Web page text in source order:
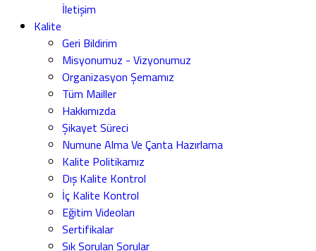
İletişim
Kalite
Geri Bildirim
Misyonumuz - Vizyonumuz
Organizasyon Şemamız
Tüm Mailler
Hakkımızda
Şikayet Süreci
Numune Alma Ve Çanta Hazırlama
Kalite Politikamız
Dış Kalite Kontrol
İç Kalite Kontrol
Eğitim Videoları
Sertifikalar
Sık Sorulan Sorular